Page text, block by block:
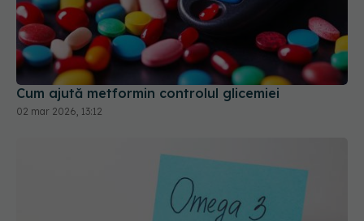
Cum ajută metformin controlul glicemiei
02 mar 2026, 13:12